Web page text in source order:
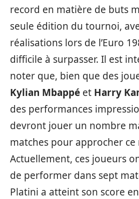
record en matière de buts
seule édition du tournoi,
réalisations lors de l’Euro
difficile à surpasser. Il est
noter que, bien que des
Kylian Mbappé et Harry
des performances
devront jouer un nombre
matches pour approcher ce
Actuellement, ces joueurs
de performer dans sept
Platini a atteint son score